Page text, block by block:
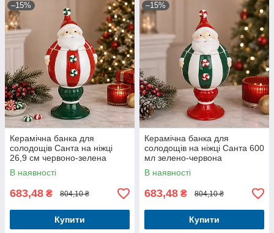
–15%
Керамічна банка для
солодощів Санта на ніжці
26,9 см червоно-зелена
В наявності
683,48 ₴ 804,10 ₴
Купити
–15%
Керамічна банка для
солодощів на ніжці Санта 600
мл зелено-червона
В наявності
683,48 ₴ 804,10 ₴
Купити